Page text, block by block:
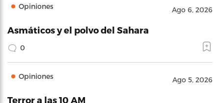
Opiniones Ago 6, 2026
Asmáticos y el polvo del Sahara
0
Opiniones Ago 5, 2026
Terror a las 10 AM